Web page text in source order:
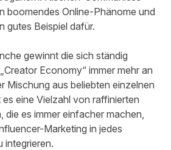
boomendes Online-Phänome und
gutes Beispiel dafür.
gewinnt die sich ständig
Economy“ immer mehr an
Mischung aus beliebten einzelnen
eine Vielzahl von raffinierten
die es immer einfacher machen,
Marketing in jedes
integrieren.